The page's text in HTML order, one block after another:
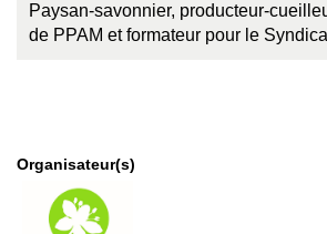
Paysan-savonnier, producteur-
de PPAM et formateur pour le
Organisateur(s)